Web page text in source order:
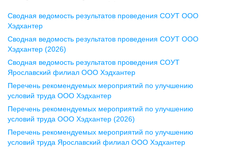
Воронеж
ул. Комиссаржевской, д. 10,
офис 1212
+7 473 280-05-05
pr@vrn.hh.ru
ул. Спартаковская, д. 2А, этаж 3,
помещение 15
+7 843 212-12-50
Сводная ведомость результатов проведения СОУТ ООО
Хэдхантер
Сводная ведомость результатов проведения СОУТ ООО
Хэдхантер (2026)
Сводная ведомость результатов проведения СОУТ
Ярославский филиал ООО Хэдхантер
Перечень рекомендуемых мероприятий по улучшению
условий труда ООО Хэдхантер
Перечень рекомендуемых мероприятий по улучшению
условий труда ООО Хэдхантер (2026)
Перечень рекомендуемых мероприятий по улучшению
условий труда Ярославский филиал ООО Хэдхантер